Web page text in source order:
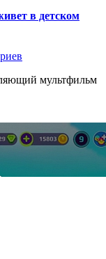
в детском
мультфильм